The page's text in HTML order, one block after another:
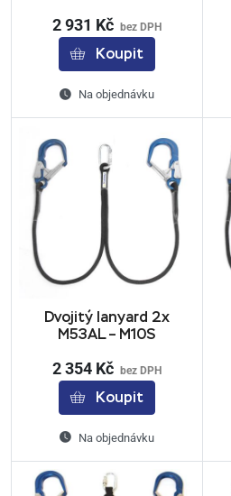
2 931 Kč bez DPH
Koupit
Na objednávku
Dvojitý lanyard 2x
M53AL – M10S
2 354 Kč bez DPH
Koupit
Na objednávku